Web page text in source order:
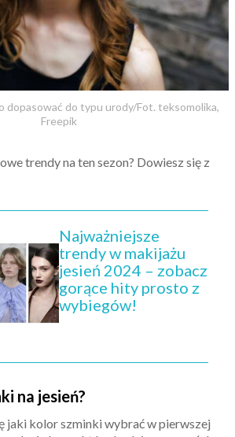
dopasować do typu urody/Fot. teksomolika,
Freepik
trendy na ten sezon? Dowiesz się z
Najważniejsze
trendy w makijażu
jesień 2024 – zobacz
gorące hity prosto z
wybiegów!
na jesień?
jaki kolor szminki wybrać w pierwszej